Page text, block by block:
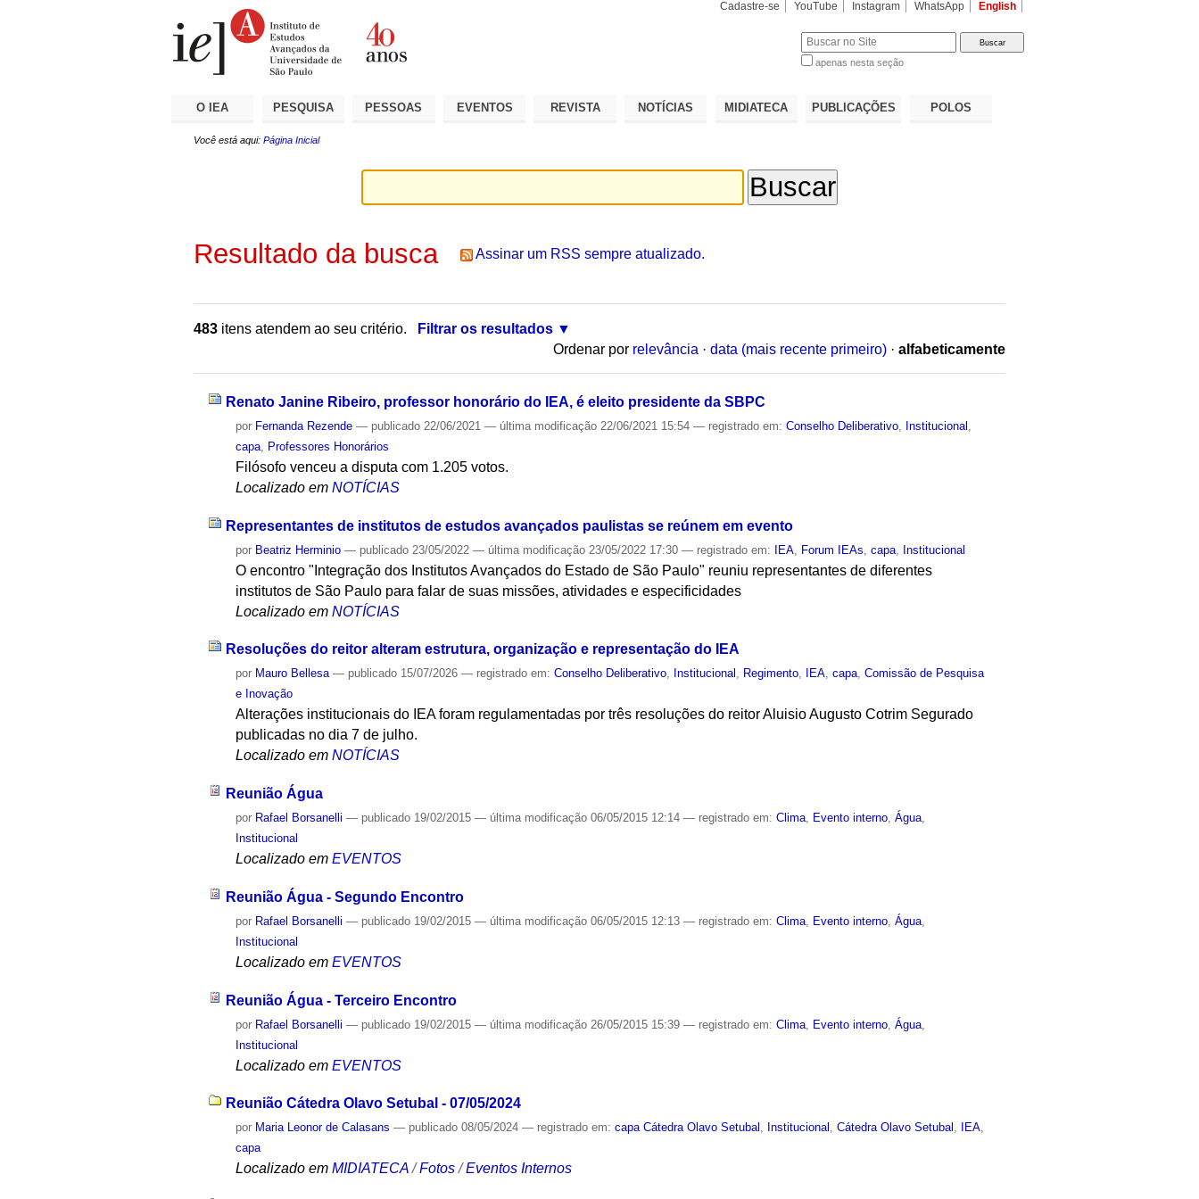
Cadastre-se YouTube Instagram WhatsApp English
apenas nesta seção
O IEA PESQUISA PESSOAS EVENTOS REVISTA NOTÍCIAS MIDIATECA PUBLICAÇÕES POLOS
Você está aqui: Página Inicial
Resultado da busca Assinar um RSS sempre atualizado.
483 itens atendem ao seu critério.
Filtrar os resultados
Ordenar por relevância · data (mais recente primeiro) · alfabeticamente
Renato Janine Ribeiro, professor honorário do IEA, é eleito presidente da SBPC
por Fernanda Rezende — publicado 22/06/2021— última modificação 22/06/2021 15:54— registrado em:Conselho Deliberativo Institucional
capa
Professores Honorários
Filósofo venceu a disputa com 1.205 votos.
Localizado em NOTÍCIAS
Representantes de institutos de estudos avançados paulistas se reúnem em evento
por Beatriz Herminio — publicado 23/05/2022— última modificação 23/05/2022 17:30— registrado em: IEA Forum IEAs ,capa Institucional
O encontro "Integração dos Institutos Avançados do Estado de São Paulo" reuniu representantes de diferentes
institutos de São Paulo para falar de suas missões, atividades e especificidades
Localizado em NOTÍCIAS
Resoluções do reitor alteram estrutura, organização e representação do IEA
por Mauro Bellesa — publicado 15/07/2026— registrado em:Conselho Deliberativo, Institucional , Regimento, IEA,capa,Comissão de Pesquisa
e Inovação
Alterações institucionais do IEA foram regulamentadas por três resoluções do reitor Aluisio Augusto Cotrim Segurado
publicadas no dia 7 de julho.
Localizado em NOTÍCIAS
Reunião Água
por Rafael Borsanelli — publicado 19/02/2015— última modificação 06/05/2015 12:14— registrado em:Clima, Evento interno,Água,
Institucional
Localizado em EVENTOS
Reunião Água - Segundo Encontro
por Rafael Borsanelli — publicado 19/02/2015— última modificação 06/05/2015 12:13— registrado em:Clima Evento interno ,Água
Institucional
Localizado em EVENTOS
Reunião Água - Terceiro Encontro
por Rafael Borsanelli — publicado 19/02/2015— última modificação 26/05/2015 15:39— registrado em:Clima Evento interno ,Água
Institucional
Localizado em EVENTOS
Reunião Cátedra Olavo Setubal - 07/05/2024
por Maria Leonor de Calasans — publicado 08/05/2024— registrado em:capa Cátedra Olavo Setubal , Institucional ,Cátedra Olavo Setubal , IEA,
capa
Localizado em MIDIATECA /Fotos /Eventos Internos